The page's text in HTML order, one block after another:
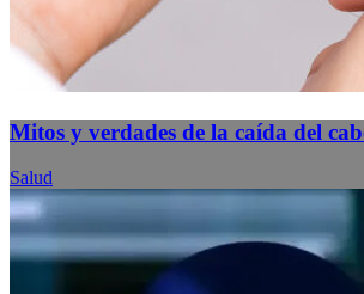
Mitos y verdades de la caída del
Salud